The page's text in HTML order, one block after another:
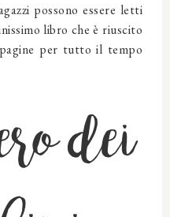
possono essere letti
libro che è riuscito
per tutto il tempo
dei